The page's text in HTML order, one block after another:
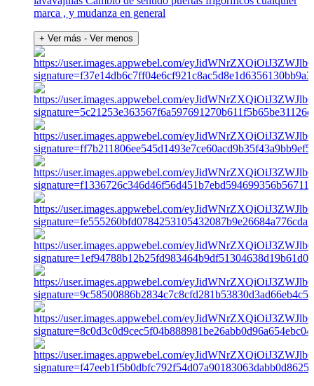
marca , y mudanza en general
+ Ver más - Ver menos